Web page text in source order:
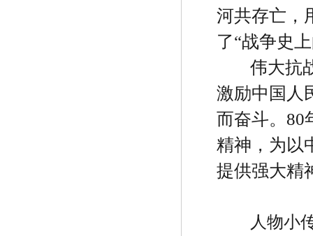
河共存亡，
了“战争史
伟大抗
激励中国人
而奋斗。 80
精神，为以
提供强大精
人物小